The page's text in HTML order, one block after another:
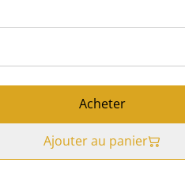
Acheter
Ajouter au panier